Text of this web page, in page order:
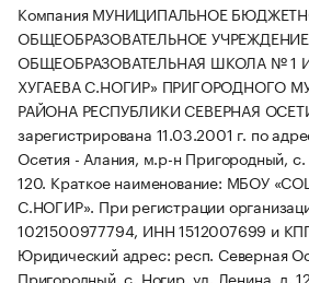
Компания МУНИЦИПАЛЬНОЕ
ОБЩЕОБРАЗОВАТЕЛЬНОЕ
ОБЩЕОБРАЗОВАТЕЛЬНАЯ ШКОЛА № 1
ХУГАЕВА С.НОГИР» ПРИГОРОДНОГО
РАЙОНА РЕСПУБЛИКИ СЕВЕРНАЯ
зарегистрирована 11.03.2001 г. по
Осетия - Алания, м.р-н Пригородный,
120. Краткое наименование: МБОУ
С.НОГИР». При регистрации
1021500977794, ИНН 1512007699 и
Юридический адрес: респ. Северная
Пригородный, с. Ногир, ул. Ленина, д.